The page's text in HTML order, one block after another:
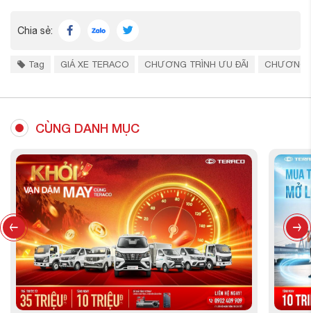
Chia sẻ:
Tag GIÁ XE TERACO CHƯƠNG TRÌNH ƯU ĐÃI CHƯƠNG
CÙNG DANH MỤC